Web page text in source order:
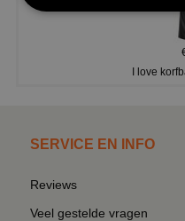
I love
SERVICE EN INFO
Reviews
Veel gestelde vragen